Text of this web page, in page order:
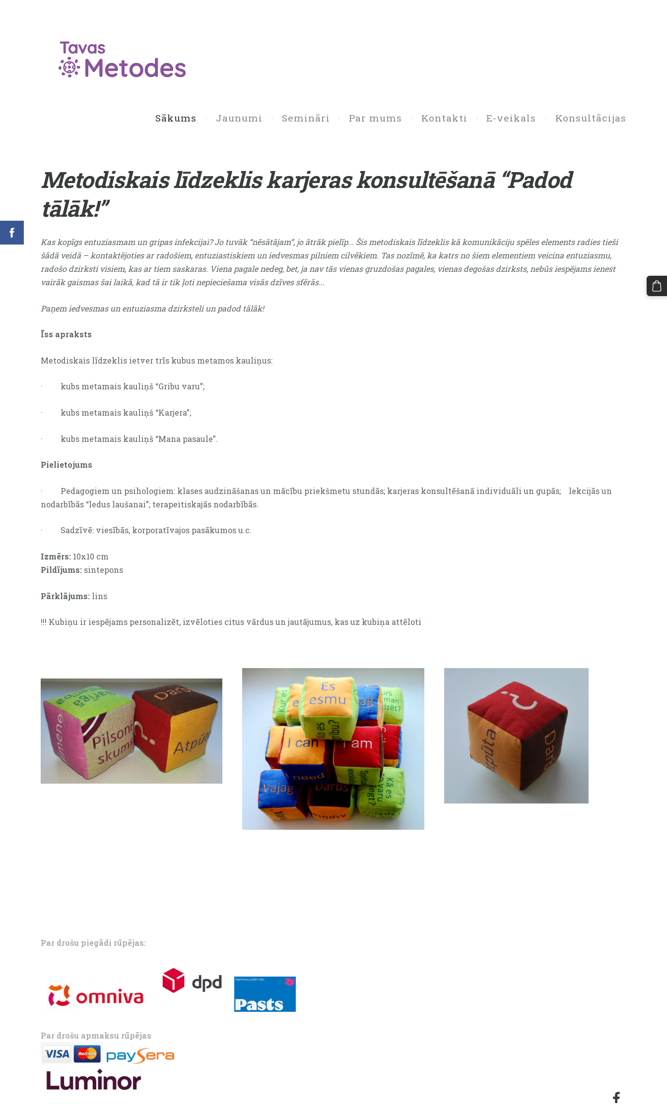
Sākums Jaunumi Semināri Par mums Kontakti E-veikals Konsultācijas
Metodiskais līdzeklis karjeras konsultēšanā “Padod
tālāk!”
Kas kopīgs entuziasmam un gripas infekcijai? Jo tuvāk “nēsātājam”, jo ātrāk pielīp... Šis metodiskais līdzeklis kā komunikāciju spēles elements radies tieši
šādā veidā – kontaktējoties ar radošiem, entuziastiskiem un iedvesmas pilniem cilvēkiem. Tas nozīmē, ka katrs no šiem elementiem veicina entuziasmu,
radošo dzirksti visiem, kas ar tiem saskaras. Viena pagale nedeg, bet, ja nav tās vienas gruzdošas pagales, vienas degošas dzirksts, nebūs iespējams ienest
vairāk gaismas šai laikā, kad tā ir tik ļoti nepieciešama visās dzīves sfērās...
Paņem iedvesmas un entuziasma dzirksteli un padod tālāk!
Īss apraksts
Metodiskais līdzeklis ietver trīs kubus metamos kauliņus:
· kubs metamais kauliņš “Gribu varu”;
· kubs metamais kauliņš “Karjera”;
· kubs metamais kauliņš “Mana pasaule”.
Pielietojums
· Pedagogiem un psihologiem: klases audzināšanas un mācību priekšmetu stundās; karjeras konsultēšanā individuāli un gupās; lekcijās un
nodarbībās “ledus laušanai”; terapeitiskajās nodarbībās.
· Sadzīvē: viesībās, korporatīvajos pasākumos u.c.
Izmērs: 10x10 cm
Pildījums: sintepons
Pārklājums: lins
!!! Kubiņu ir iespējams personalizēt, izvēloties citus vārdus un jautājumus, kas uz kubiņa attēloti
Par drošu piegādi rūpējas:
Par drošu apmaksu rūpējas